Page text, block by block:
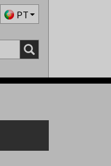
PT